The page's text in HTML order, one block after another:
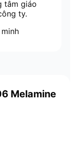
tâm giáo
ty.
Melamine